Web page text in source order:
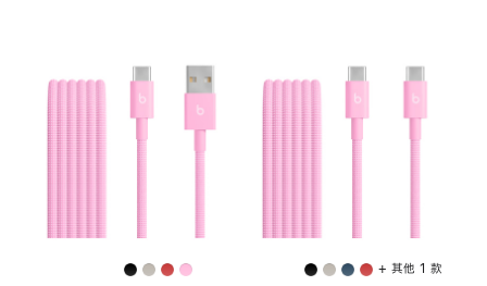
+ 其他 1 款